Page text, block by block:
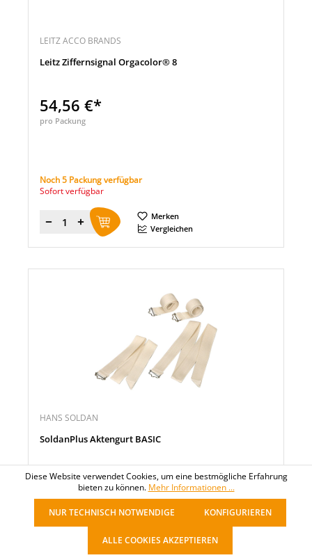
LEITZ ACCO BRANDS
Leitz Ziffernsignal Orgacolor® 8
54,56 €*
pro Packung
Noch 5 Packung verfügbar
Sofort verfügbar
Menge
Merken
Vergleichen
HANS SOLDAN
SoldanPlus Aktengurt BASIC
25,59 €*
pro Packung
Noch 45 Packung verfügbar
Diese Website verwendet Cookies, um eine bestmögliche Erfahrung
bieten zu können. Mehr Informationen ...
NUR TECHNISCH NOTWENDIGE KONFIGURIEREN
ALLE COOKIES AKZEPTIEREN